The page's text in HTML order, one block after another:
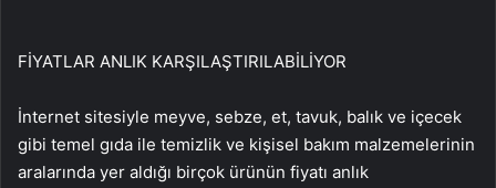
FİYATLAR ANLIK KARŞILAŞTIRILABİLİYOR
İnternet sitesiyle meyve, sebze, et, tavuk, balık ve içecek
gibi temel gıda ile temizlik ve kişisel bakım malzemelerinin
aralarında yer aldığı birçok ürünün fiyatı anlık